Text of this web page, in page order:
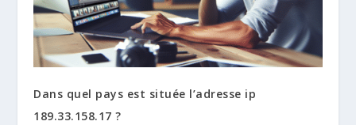
Dans quel pays est située l’adresse ip
189.33.158.17 ?